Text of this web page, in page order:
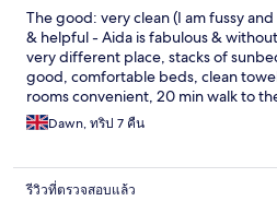
The good: very clean (I am fussy
& helpful - Aida is fabulous &
very different place, stacks of
good, comfortable beds, clean
rooms convenient, 20 min walk to
under a landing plane once in your
left, 20min walk to Puerto Del
us but a good point to mention),
night. The not so good: no outside
Dawn, ทริป 7 คืน
รีวิวที่ตรวจสอบแล้ว